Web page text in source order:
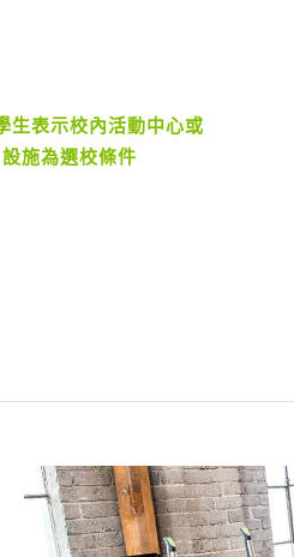
生表示校內活動中心或
設施為選校條件